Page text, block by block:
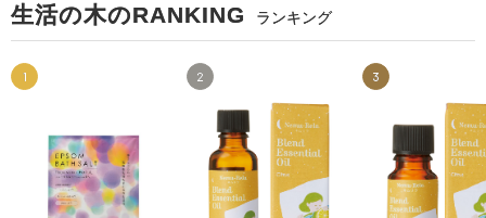
生活の木のRANKING ランキング
1 2 3